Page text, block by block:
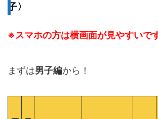
子〉
※スマホの方は横画面が見やすいで
まずは男子編から！